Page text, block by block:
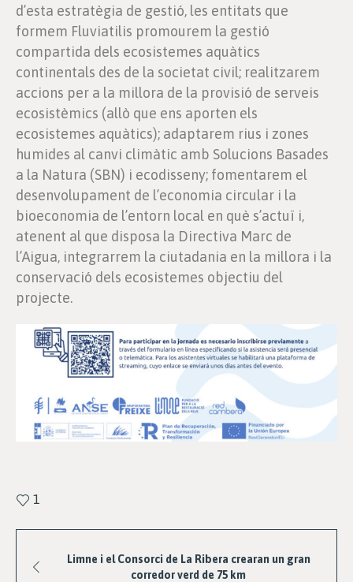
d’esta estratègia de gestió, les entitats que
formem Fluviatilis promourem la gestió
compartida dels ecosistemes aquàtics
continentals des de la societat civil; realitzarem
accions per a la millora de la provisió de serveis
ecosistèmics (allò que ens aporten els
ecosistemes aquàtics); adaptarem rius i zones
humides al canvi climàtic amb Solucions Basades
a la Natura (SBN) i ecodisseny; fomentarem el
desenvolupament de l’economia circular i la
bioeconomia de l’entorn local en què s’actuï i,
atenent al que disposa la Directiva Marc de
l’Aigua, integrarrem la ciutadania en la millora i la
conservació dels ecosistemes objectiu del
projecte.
1
Limne i el Consorci de La Ribera crearan un gran
corredor verd de 75 km